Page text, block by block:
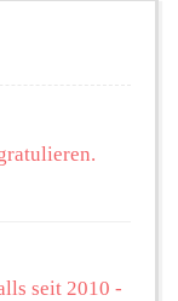
seit 2010 -